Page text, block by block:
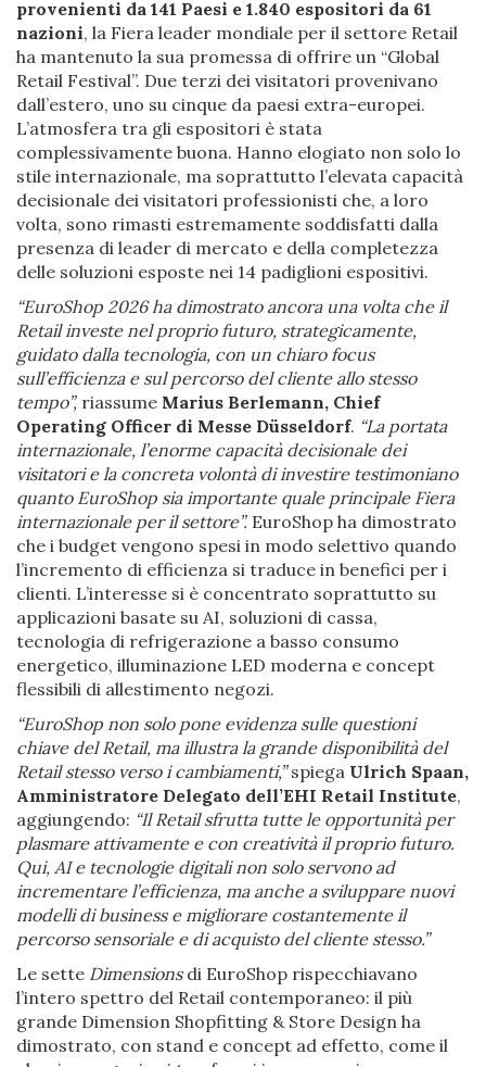
provenienti da 141 Paesi e 1.840 espositori da 61
nazioni, la Fiera leader mondiale per il settore Retail
ha mantenuto la sua promessa di offrire un “Global
Retail Festival”. Due terzi dei visitatori provenivano
dall’estero, uno su cinque da paesi extra-europei.
L’atmosfera tra gli espositori è stata
complessivamente buona. Hanno elogiato non solo lo
stile internazionale, ma soprattutto l’elevata capacità
decisionale dei visitatori professionisti che, a loro
volta, sono rimasti estremamente soddisfatti dalla
presenza di leader di mercato e della completezza
delle soluzioni esposte nei 14 padiglioni espositivi.
“EuroShop 2026 ha dimostrato ancora una volta che il
Retail investe nel proprio futuro, strategicamente,
guidato dalla tecnologia, con un chiaro focus
sull’efficienza e sul percorso del cliente allo stesso
tempo”, riassume Marius Berlemann, Chief
Operating Officer di Messe Düsseldorf. “La portata
internazionale, l’enorme capacità decisionale dei
visitatori e la concreta volontà di investire testimoniano
quanto EuroShop sia importante quale principale Fiera
internazionale per il settore”. EuroShop ha dimostrato
che i budget vengono spesi in modo selettivo quando
l’incremento di efficienza si traduce in benefici per i
clienti. L’interesse si è concentrato soprattutto su
applicazioni basate su AI, soluzioni di cassa,
tecnologia di refrigerazione a basso consumo
energetico, illuminazione LED moderna e concept
flessibili di allestimento negozi.
“EuroShop non solo pone evidenza sulle questioni
chiave del Retail, ma illustra la grande disponibilità del
Retail stesso verso i cambiamenti,”spiega Ulrich Spaan,
Amministratore Delegato dell’EHI Retail Institute,
aggiungendo: “Il Retail sfrutta tutte le opportunità per
plasmare attivamente e con creatività il proprio futuro.
Qui, AI e tecnologie digitali non solo servono ad
incrementare l’efficienza, ma anche a sviluppare nuovi
modelli di business e migliorare costantemente il
percorso sensoriale e di acquisto del cliente stesso.”
Le sette Dimensionsdi EuroShop rispecchiavano
l’intero spettro del Retail contemporaneo: il più
grande Dimension Shopfitting & Store Design ha
dimostrato, con stand e concept ad effetto, come il